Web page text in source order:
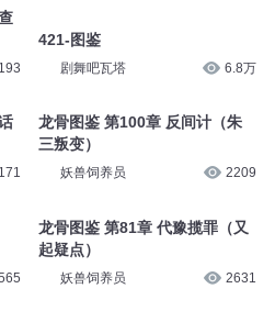
421-图鉴
剧舞吧瓦塔 6.8万
龙骨图鉴 第100章 反间计（朱
三叛变）
妖兽饲养员 2209
龙骨图鉴 第81章 代豫揽罪（又
起疑点）
妖兽饲养员 2631